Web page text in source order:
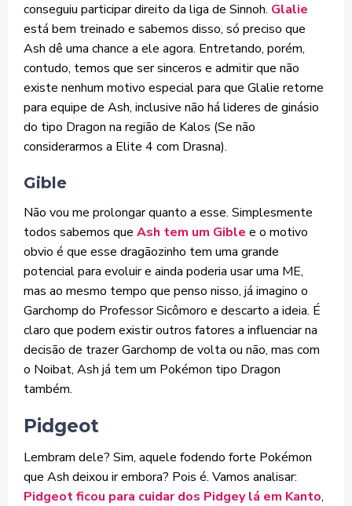
conseguiu participar direito da liga de Sinnoh. Glalie
está bem treinado e sabemos disso, só preciso que
Ash dê uma chance a ele agora. Entretando, porém,
contudo, temos que ser sinceros e admitir que não
existe nenhum motivo especial para que Glalie retorne
para equipe de Ash, inclusive não há lideres de ginásio
do tipo Dragon na região de Kalos (Se não
considerarmos a Elite 4 com Drasna).
Gible
Não vou me prolongar quanto a esse. Simplesmente
todos sabemos que Ash tem um Gible e o motivo
obvio é que esse dragãozinho tem uma grande
potencial para evoluir e ainda poderia usar uma ME,
mas ao mesmo tempo que penso nisso, já imagino o
Garchomp do Professor Sicômoro e descarto a ideia. É
claro que podem existir outros fatores a influenciar na
decisão de trazer Garchomp de volta ou não, mas com
o Noibat, Ash já tem um Pokémon tipo Dragon
também.
Pidgeot
Lembram dele? Sim, aquele fodendo forte Pokémon
que Ash deixou ir embora? Pois é. Vamos analisar:
Pidgeot ficou para cuidar dos Pidgey lá em Kanto,